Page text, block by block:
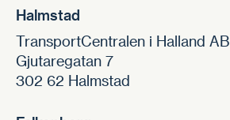
Halmstad
TransportCentralen i Halland AB
Gjutaregatan 7
302 62 Halmstad